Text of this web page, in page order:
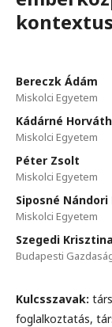
Bereczk Ádám
Miskolci Egyetem
Kádárné
Miskolci Egyetem
Péter Zsolt
Miskolci Egyetem
Siposné Nándori
Miskolci Egyetem
Szegedi Krisztina
Budapesti
Kulcsszavak:
foglalkoztatás,